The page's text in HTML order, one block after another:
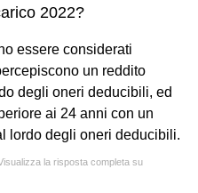
2022?
essere considerati
un reddito
degli oneri deducibili, ed
ai 24 anni con un
lordo degli oneri deducibili.
la risposta completa su